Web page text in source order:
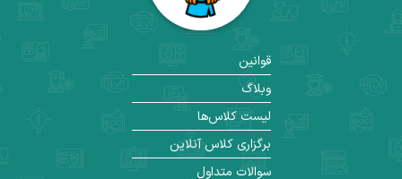
قوانین
وبلاگ
لیست کلاس‌ها
برگزاری کلاس آنلاین
سوالات متداول